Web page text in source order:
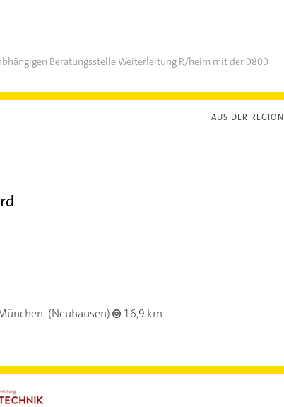
Beratungsstelle Weiterleitung R/heim mit der 0800
AUS DER REGION
(Neuhausen)
16,9 km